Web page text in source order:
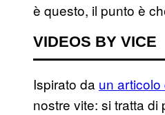
è questo, il punto è
VIDEOS BY VICE
Ispirato da un articolo
nostre vite: si tratta